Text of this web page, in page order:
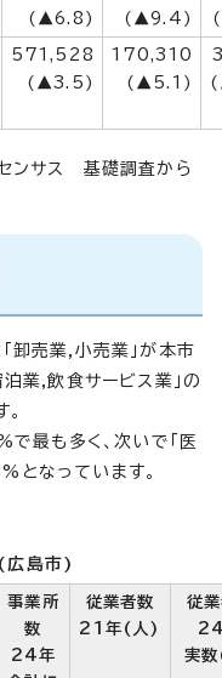
(▲6.8)
(▲9.4)
571,528
(▲3.5)
170,310
(▲5.1)
サス 基礎調査から
卸売業,小売業」が本市
業,飲食サービス業」の
最も多く、次いで「医
となっています。
広島市)
事業所
数
24年
従業者数
21年(人)
従
実